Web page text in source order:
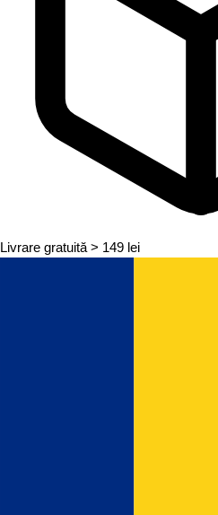
Livrare gratuită > 149 lei